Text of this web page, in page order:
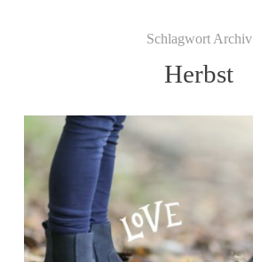
Schlagwort Archiv
Herbst